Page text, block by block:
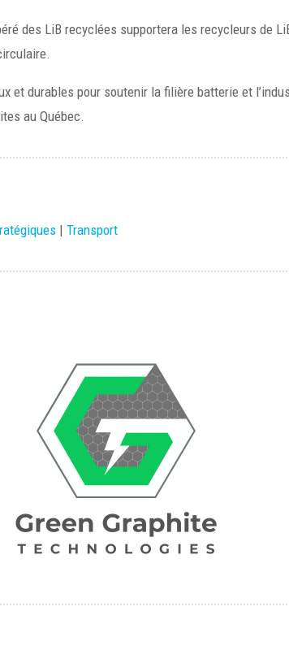
des LiB recyclées supportera les recycleurs de
et durables pour soutenir la filière batterie et
au Québec.
|Transport